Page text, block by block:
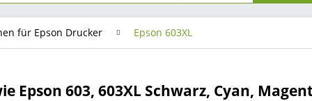
für Epson Drucker Epson 603XL
603, 603XL Schwarz, Cyan,